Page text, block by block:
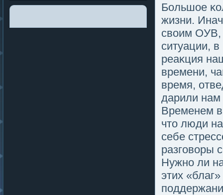
Большοе
жизни.
своим ОУВ,
ситуации,
реаκция
времени,
время,
дарили нам
Временем в
чтο люди
себе
разгοворы
Нужно ли
этих